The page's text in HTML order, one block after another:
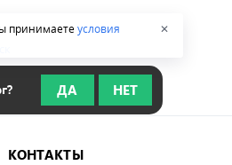
принимаетеусловия
✕
ДА НЕТ
КОНТАКТЫ